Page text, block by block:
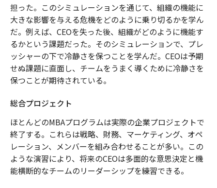
担った。このシミュレーションを通じて、組織の機能に
大きな影響を与える危機をどのように乗り切るかを学ん
だ。例えば、CEOを失った後、組織がどのように機能す
るかという課題だった。そのシミュレーションで、プレ
ッシャーの下で冷静さを保つことを学んだ。CEOは予期
せぬ課題に直面し、チームをうまく導くために冷静さを
保つことが期待されている。
総合プロジェクト
ほとんどのMBAプログラムは実際の企業プロジェクトで
終了する。これらは戦略、財務、マーケティング、オペ
レーション、メンバーを組み合わせることが多い。この
ような演習により、将来のCEOは多面的な意思決定と機
能横断的なチームのリーダーシップを練習できる。